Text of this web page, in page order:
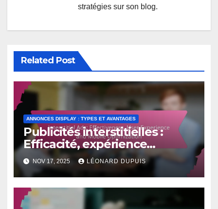
stratégies sur son blog.
Related Post
ANNONCES DISPLAY : TYPES ET AVANTAGES
Publicités interstitielles :
Efficacité, expérience
utilisateur et optimisation
mobile
NOV 17, 2025 LÉONARD DUPUIS